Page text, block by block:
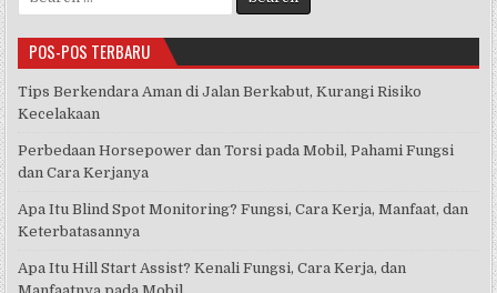
for:
POS-POS TERBARU
Tips Berkendara Aman di Jalan Berkabut, Kurangi Risiko
Kecelakaan
Perbedaan Horsepower dan Torsi pada Mobil, Pahami Fungsi
dan Cara Kerjanya
Apa Itu Blind Spot Monitoring? Fungsi, Cara Kerja, Manfaat, dan
Keterbatasannya
Apa Itu Hill Start Assist? Kenali Fungsi, Cara Kerja, dan